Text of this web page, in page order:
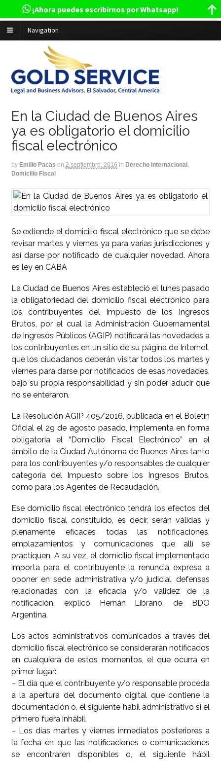
Navigation
En la Ciudad de Buenos Aires
ya es obligatorio el domicilio
fiscal electrónico
by Emilio Pacas on 2 septiembre, 2016 in Derecho Internacional,
Domicilio Fiscal
Se extiende el domicilio fiscal electrónico que se debe
revisar martes y viernes ya para varias jurisdicciones y
así darse por notificado de cualquier novedad. Ahora
es ley en CABA
La Ciudad de Buenos Aires estableció el lunes pasado
la obligatoriedad del domicilio fiscal electrónico para
los contribuyentes del Impuesto de los Ingresos
Brutos, por el cual la Administración Gubernamental
de Ingresos Públicos (AGIP) notificará las novedades a
los contribuyentes en un sitio de su página de Internet,
que los ciudadanos deberán visitar todos los martes y
viernes para darse por notificados de esas novedades,
bajo su propia responsabilidad y sin poder aducir que
no se enteraron.
La Resolución AGIP 405/2016, publicada en el Boletín
Oficial el 29 de agosto pasado, implementa en forma
obligatoria el “Domicilio Fiscal Electrónico” en el
ámbito de la Ciudad Autónoma de Buenos Aires tanto
para los contribuyentes y/o responsables de cualquier
categoría del Impuesto sobre los Ingresos Brutos,
como para los Agentes de Recaudación.
Ese domicilio fiscal electrónico tendrá los efectos del
domicilio fiscal constituido, es decir, serán válidas y
plenamente eficaces todas las notificaciones,
emplazamientos y comunicaciones que allí se
practiquen. A su vez, el domicilio fiscal implementado
importa para el contribuyente la renuncia expresa a
oponer en sede administrativa y/o judicial, defensas
relacionadas con la eficacia y/o validez de la
notificación, explicó Hernán Librano, de BDO
Argentina.
Los actos administrativos comunicados a través del
domicilio fiscal electrónico se considerarán notificados
en cualquiera de estos momentos, el que ocurra en
primer lugar:
– El día que el contribuyente y/o responsable proceda
a la apertura del documento digital que contiene la
documentación o, el siguiente hábil administrativo si el
primero fuera inhábil.
– Los días martes y viernes inmediatos posteriores a
la fecha en que las notificaciones o comunicaciones
se encontraren disponibles o, el siguiente hábil
¡Ahora puedes escribirnos por Whatsapp!